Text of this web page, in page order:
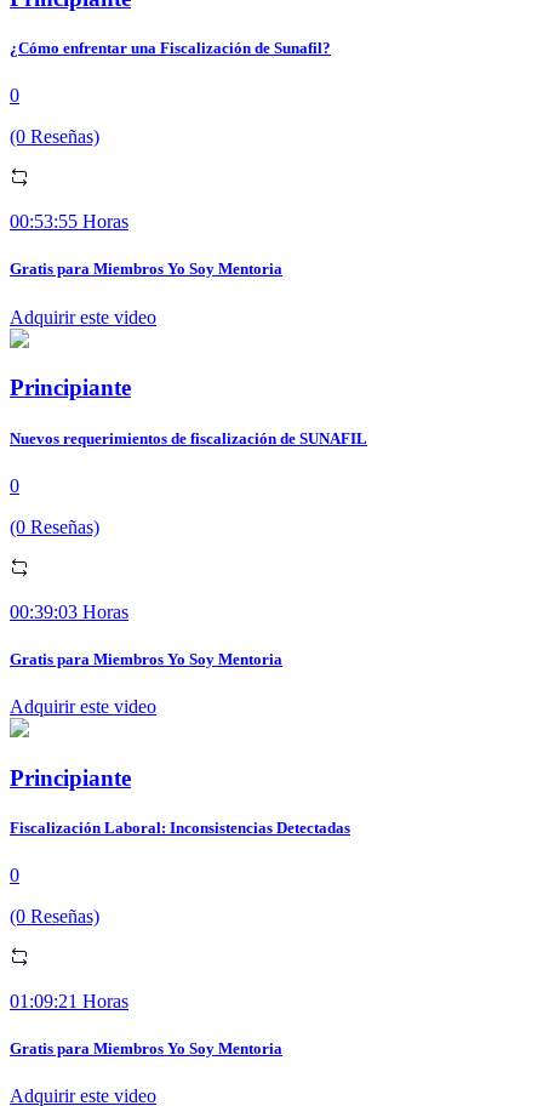
¿Cómo enfrentar una Fiscalización de Sunafil?
0
(0 Reseñas)
00:53:55 Horas
Gratis para Miembros Yo Soy Mentoria
Adquirir este video
Principiante
Nuevos requerimientos de fiscalización de SUNAFIL
0
(0 Reseñas)
00:39:03 Horas
Gratis para Miembros Yo Soy Mentoria
Adquirir este video
Principiante
Fiscalización Laboral: Inconsistencias Detectadas
0
(0 Reseñas)
01:09:21 Horas
Gratis para Miembros Yo Soy Mentoria
Adquirir este video